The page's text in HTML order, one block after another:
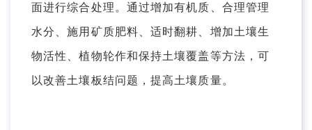
面进行综合处理。通过增加有机质、合理管理
水分、施用矿质肥料、适时翻耕、增加土壤生
物活性、植物轮作和保持土壤覆盖等方法，可
以改善土壤板结问题，提高土壤质量。